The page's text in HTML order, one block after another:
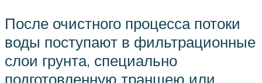
После очистного процесса потоки
воды поступают в фильтрационные
слои грунта, специально
подготовленную траншею или